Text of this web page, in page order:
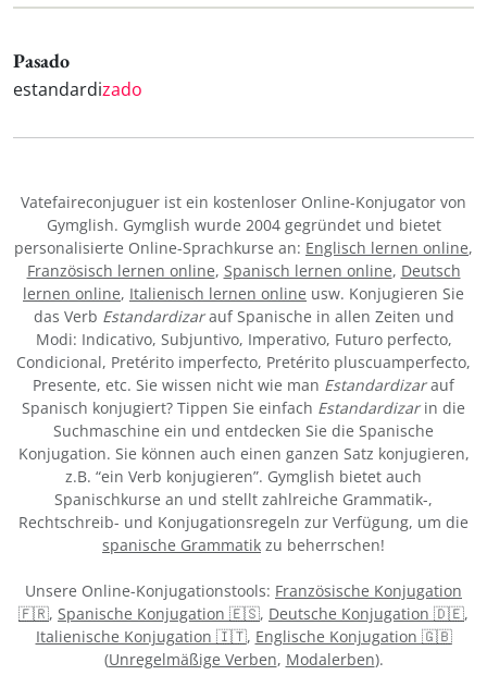
Pasado
estandardizado
Vatefaireconjuguer ist ein kostenloser Online-Konjugator von
Gymglish. Gymglish wurde 2004 gegründet und bietet
personalisierte Online-Sprachkurse an: Englisch lernen online,
Französisch lernen online, Spanisch lernen online, Deutsch
lernen online, Italienisch lernen online usw. Konjugieren Sie
das Verb Estandardizarauf Spanische in allen Zeiten und
Modi: Indicativo, Subjuntivo, Imperativo, Futuro perfecto,
Condicional, Pretérito imperfecto, Pretérito pluscuamperfecto,
Presente, etc. Sie wissen nicht wie man Estandardizarauf
Spanisch konjugiert? Tippen Sie einfach Estandardizarin die
Suchmaschine ein und entdecken Sie die Spanische
Konjugation. Sie können auch einen ganzen Satz konjugieren,
z.B. “ein Verb konjugieren”. Gymglish bietet auch
Spanischkurse an und stellt zahlreiche Grammatik-,
Rechtschreib- und Konjugationsregeln zur Verfügung, um die
spanische Grammatik zu beherrschen!
Unsere Online-Konjugationstools: Französische Konjugation
🇫🇷, Spanische Konjugation 🇪🇸, Deutsche Konjugation 🇩🇪,
Italienische Konjugation 🇮🇹, Englische Konjugation 🇬🇧
(Unregelmäßige Verben, Modalerben).